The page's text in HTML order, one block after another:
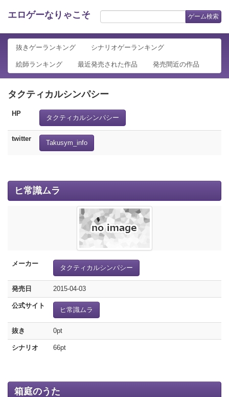
エロゲーなりゃこそ ゲーム検索
抜きゲーランキング シナリオゲーランキング
絵師ランキング 最近発売された作品 発売間近の作品
タクティカルシンパシー
HP
タクティカルシンパシー
twitter
Takusym_info
ヒ常識ムラ
メーカー
タクティカルシンパシー
発売日 2015-04-03
公式サイト
ヒ常識ムラ
抜き 0pt
シナリオ 66pt
箱庭のうた